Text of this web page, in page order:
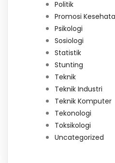
Politik
Promosi
Psikologi
Sosiologi
Statistik
Stunting
Teknik
Teknik Industri
Teknik Komputer
Tekonologi
Toksikologi
Uncategorized